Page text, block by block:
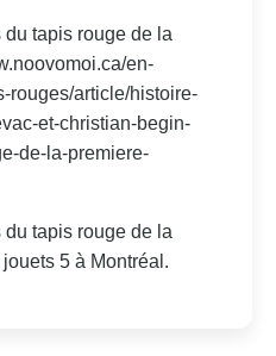
tapis rouge de la
en-
rouges/article/histoire-
et-christian-begin-
de-la-premiere-
tapis rouge de la
5 à Montréal.